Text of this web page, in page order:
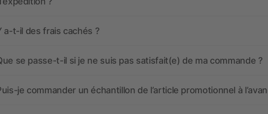
a-t-il des frais cachés ?
se passe-t-il si je ne suis pas satisfait(e) de ma commande ?
je commander un échantillon de l’article promotionnel à